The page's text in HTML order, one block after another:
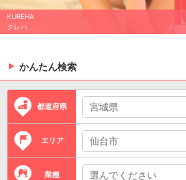
omayu
おまゆ
かんたん検索
都道府県
エリア
業種